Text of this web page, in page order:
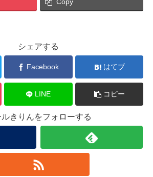
Copy
シェアする
Facebook はてブ
LINE コピー
ルきりんをフォローする